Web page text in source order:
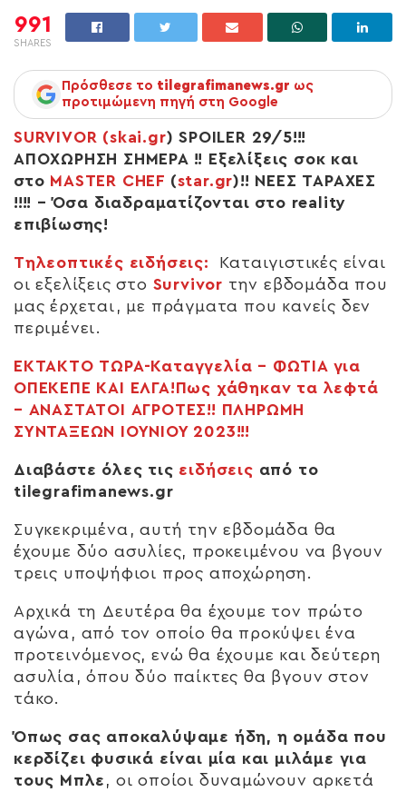
991
SHARES
Πρόσθεσε το tilegrafimanews.gr ως
προτιμώμενη πηγή στη Google
SURVIVOR (skai.gr) SPOILER 29/5!!!
ΑΠΟΧΩΡΗΣΗ ΣΗΜΕΡΑ !! Εξελίξεις σοκ και
στο MASTER CHEF (star.gr)!! ΝΕΕΣ ΤΑΡΑΧΕΣ
!!!! – Όσα διαδραματίζονται στο reality
επιβίωσης!
Τηλεοπτικές ειδήσεις:
Καταιγιστικές είναι
οι εξελίξεις στο Survivor την εβδομάδα που
μας έρχεται, με πράγματα που κανείς δεν
περιμένει.
ΕΚΤΑΚΤΟ ΤΩΡΑ-Καταγγελία – ΦΩΤΙΑ για
ΟΠΕΚΕΠΕ ΚΑΙ ΕΛΓΑ!Πως χάθηκαν τα λεφτά
– ΑΝΑΣΤΑΤΟΙ ΑΓΡΟΤΕΣ!! ΠΛΗΡΩΜΗ
ΣΥΝΤΑΞΕΩΝ ΙΟΥΝΙΟΥ 2023!!!
Διαβάστε όλες τις ειδήσεις από το
tilegrafimanews.gr
Συγκεκριμένα, αυτή την εβδομάδα θα
έχουμε δύο ασυλίες, προκειμένου να βγουν
τρεις υποψήφιοι προς αποχώρηση.
Αρχικά τη Δευτέρα θα έχουμε τον πρώτο
αγώνα, από τον οποίο θα προκύψει ένα
προτεινόμενος, ενώ θα έχουμε και δεύτερη
ασυλία, όπου δύο παίκτες θα βγουν στον
τάκο.
Όπως σας αποκαλύψαμε ήδη, η ομάδα που
κερδίζει φυσικά είναι μία και μιλάμε για
τους Μπλε , οι οποίοι δυναμώνουν αρκετά